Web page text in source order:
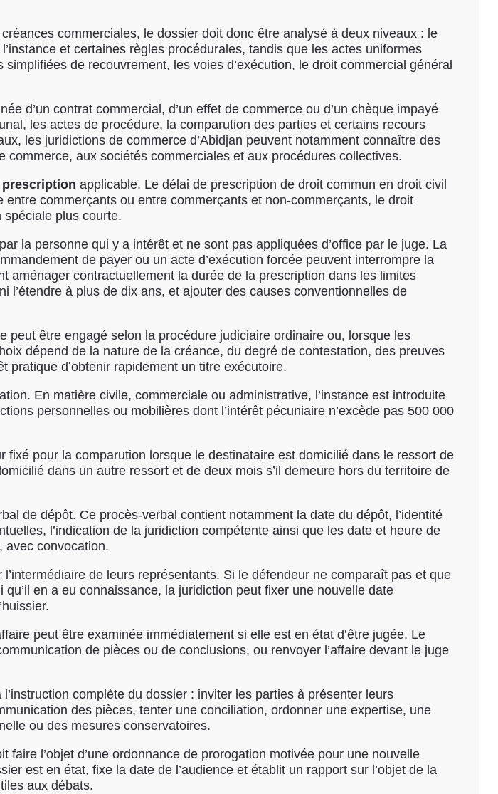
commerciales, le dossier doit donc être analysé à deux niveaux : le
et certaines règles procédurales, tandis que les actes uniformes
de recouvrement, les voies d’exécution, le droit commercial général
d’un contrat commercial, d’un effet de commerce ou d’un chèque impayé
les actes de procédure, la comparution des parties et certains recours
les juridictions de commerce d’Abidjan peuvent notamment connaître des
aux sociétés commerciales et aux procédures collectives.
prescription applicable. Le délai de prescription de droit commun en droit civil
commerçants ou entre commerçants et non-commerçants, le droit
plus courte.
la personne qui y a intérêt et ne sont pas appliquées d’office par le juge. La
de payer ou un acte d’exécution forcée peuvent interrompre la
aménager contractuellement la durée de la prescription dans les limites
l’étendre à plus de dix ans, et ajouter des causes conventionnelles de
peut être engagé selon la procédure judiciaire ordinaire ou, lorsque les
dépend de la nature de la créance, du degré de contestation, des preuves
pratique d’obtenir rapidement un titre exécutoire.
En matière civile, commerciale ou administrative, l’instance est introduite
personnelles ou mobilières dont l’intérêt pécuniaire n’excède pas 500 000
fixé pour la comparution lorsque le destinataire est domicilié dans le ressort de
dans un autre ressort et de deux mois s’il demeure hors du territoire de
de dépôt. Ce procès-verbal contient notamment la date du dépôt, l’identité
l’indication de la juridiction compétente ainsi que les date et heure de
avec convocation.
de leurs représentants. Si le défendeur ne comparaît pas et que
qu’il en a eu connaissance, la juridiction peut fixer une nouvelle date
peut être examinée immédiatement si elle est en état d’être jugée. Le
de pièces ou de conclusions, ou renvoyer l’affaire devant le juge
complète du dossier : inviter les parties à présenter leurs
des pièces, tenter une conciliation, ordonner une expertise, une
ou des mesures conservatoires.
l’objet d’une ordonnance de prorogation motivée pour une nouvelle
est en état, fixe la date de l’audience et établit un rapport sur l’objet de la
aux débats.